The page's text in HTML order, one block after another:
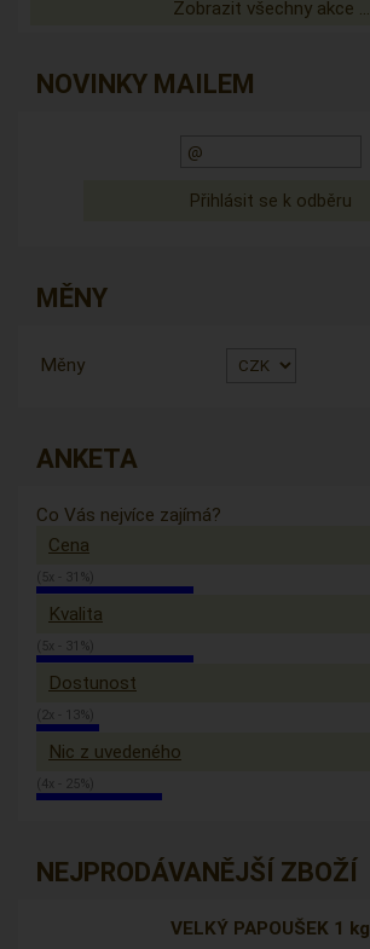
Zobrazit všechny akce ...
NOVINKY MAILEM
MĚNY
Měny
ANKETA
Co Vás nejvíce zajímá?
Cena
(5x - 31%)
Kvalita
(5x - 31%)
Dostunost
(2x - 13%)
Nic z uvedeného
(4x - 25%)
NEJPRODÁVANĚJŠÍ ZBOŽÍ
VELKÝ PAPOUŠEK 1 kg